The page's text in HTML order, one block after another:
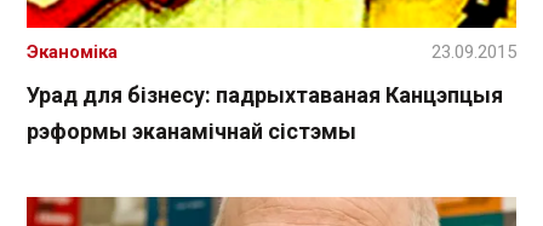
Урад для бізнесу: падрыхтаваная Канцэпцыя
рэформы эканамічнай сістэмы
Эканоміка 23.09.2015